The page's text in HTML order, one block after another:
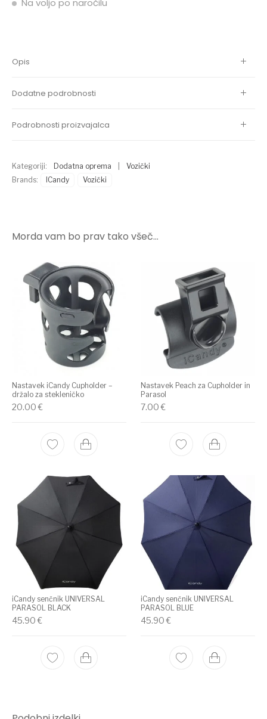
Kategoriji: Dodatna oprema
Vozički
Brands:
ICandy Vozički
Na voljo po naročilu
Opis
Dodatne podrobnosti
Podrobnosti proizvajalca
Morda vam bo prav tako všeč…
Nastavek iCandy Cupholder –
držalo za stekleničko
20.00€
Nastavek Peach za Cupholder in
Parasol
7.00€
iCandy senčnik UNIVERSAL
PARASOL BLACK
45.90€
iCandy senčnik UNIVERSAL
PARASOL BLUE
45.90€